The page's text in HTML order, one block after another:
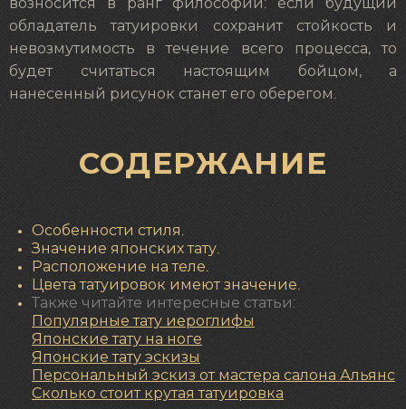
возносится в ранг философии: если будущий
обладатель татуировки сохранит стойкость и
невозмутимость в течение всего процесса, то
будет считаться настоящим бойцом, а
нанесенный рисунок станет его оберегом.
СОДЕРЖАНИЕ
Особенности стиля.
Значение японских тату.
Расположение на теле.
Цвета татуировок имеют значение.
Также читайте интересные статьи:
Популярныетату иероглифы
Японские тату на ноге
Японские тату эскизы
Персональный эскиз от мастера салона Альянс
Сколько стоит крутая татуировка